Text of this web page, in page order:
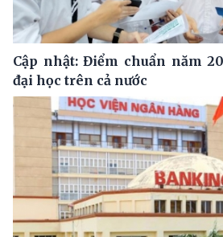
Cập nhật: Điểm chuẩn năm
đại học trên cả nước